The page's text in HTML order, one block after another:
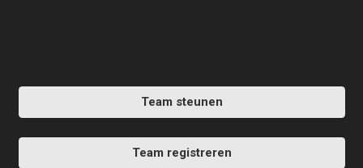
Team steunen
Team registreren